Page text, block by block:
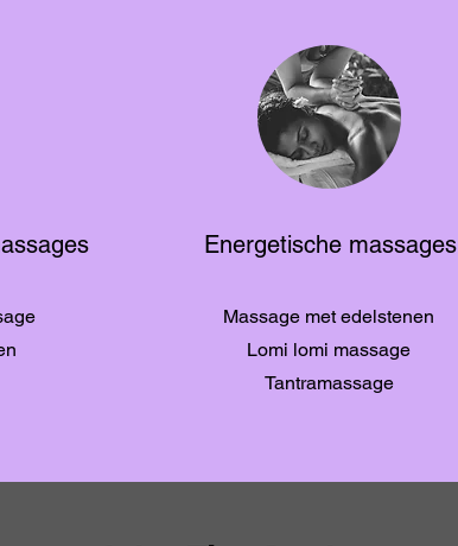
Energetische massages
Massage met edelstenen
Lomi lomi massage
Tantramassage